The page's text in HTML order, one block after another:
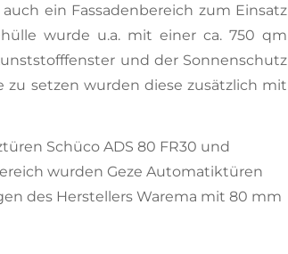
ein Fassadenbereich zum Einsatz
wurde u.a. mit einer ca. 750 qm
und der Sonnenschutz
setzen wurden diese zusätzlich mit
Schüco ADS 80 FR30 und
wurden Geze Automatiktüren
des Herstellers Warema mit 80 mm